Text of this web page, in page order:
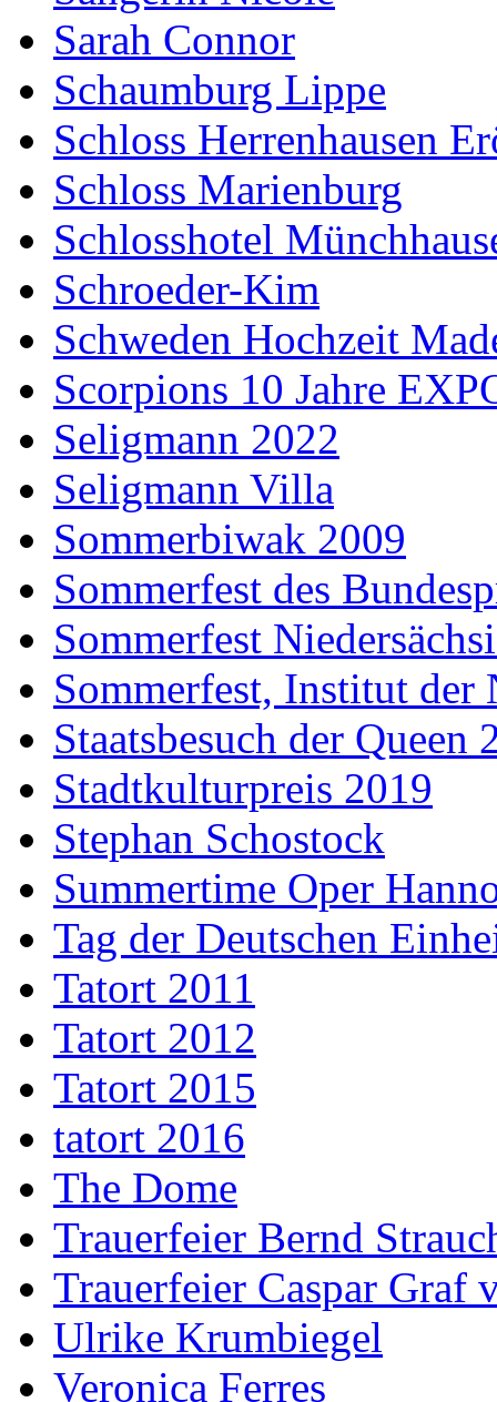
Sarah Connor
Schaumburg Lippe
Schloss Herrenhausen
Schloss Marienburg
Schlosshotel
Schroeder-Kim
Schweden Hochzeit
Scorpions 10 Jahre
Seligmann 2022
Seligmann Villa
Sommerbiwak 2009
Sommerfest des
Sommerfest
Sommerfest, Institut der
Staatsbesuch der Queen
Stadtkulturpreis 2019
Stephan Schostock
Summertime Oper
Tag der Deutschen
Tatort 2011
Tatort 2012
Tatort 2015
tatort 2016
The Dome
Trauerfeier Bernd
Trauerfeier Caspar Graf
Ulrike Krumbiegel
Veronica Ferres